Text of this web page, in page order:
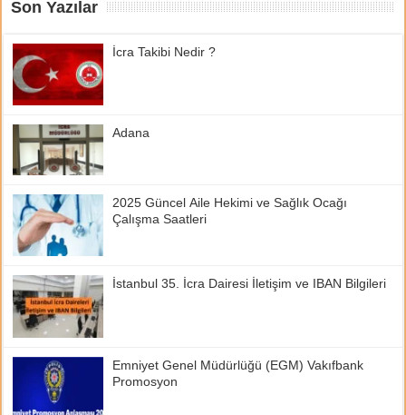
Son Yazılar
İcra Takibi Nedir ?
Adana
2025 Güncel Aile Hekimi ve Sağlık Ocağı
Çalışma Saatleri
İstanbul 35. İcra Dairesi İletişim ve IBAN Bilgileri
Emniyet Genel Müdürlüğü (EGM) Vakıfbank
Promosyon